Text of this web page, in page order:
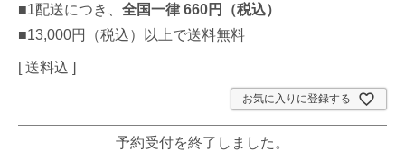
■1配送につき、 全国一律 660円（税込）
■13,000円（税込）以上で送料無料
送料込
お気に入りに登録する
予約受付を終了しました。